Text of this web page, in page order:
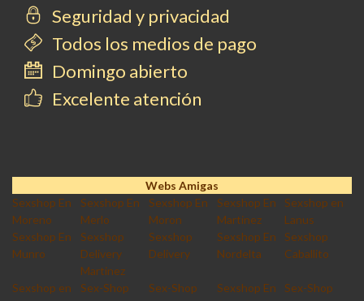
Seguridad y privacidad
Todos los medios de pago
Domingo abierto
Excelente atención
Webs Amigas
Sexshop En
Moreno
Sexshop En
Merlo
Sexshop En
Moron
Sexshop En
Martinez
Sexshop en
Lanus
Sexshop En
Munro
Sexshop
Delivery
Martinez
Sexshop
Delivery
Sexshop En
Nordelta
Sexshop
Caballito
Sexshop en
Sex-Shop
Sex-Shop
Sexshop En
Sex-Shop